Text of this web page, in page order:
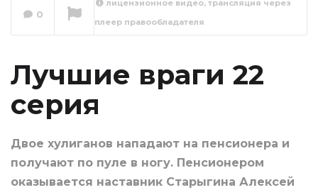
Лучшие враги 23
0
лицензионное видео, трансляция через
плеер правообладателя
Лучшие враги 22
серия
Двое хулиганов нападают на пенсионера и
получают по пуле в ногу. Пенсионером
оказывается наставник Старыгина Алексей